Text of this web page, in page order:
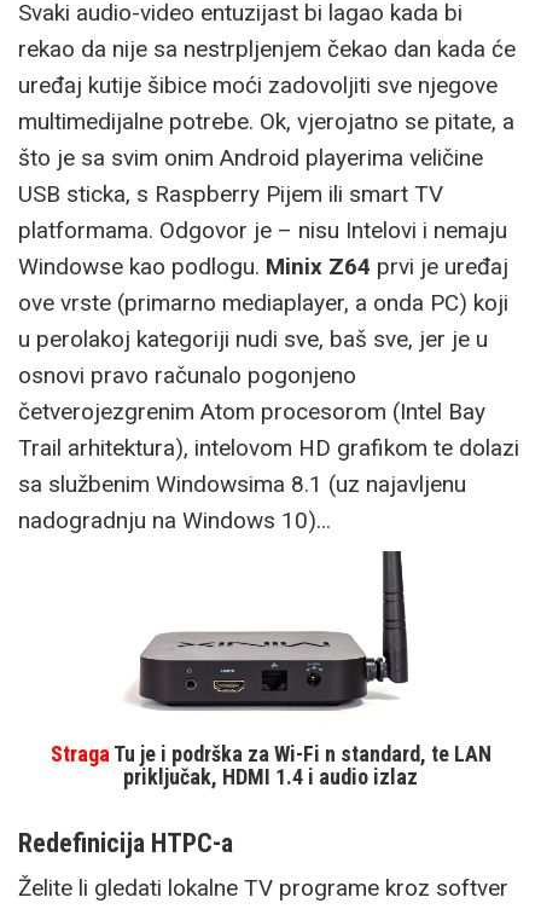
Svaki audio-video entuzijast bi lagao kada bi
rekao da nije sa nestrpljenjem čekao dan kada će
uređaj kutije šibice moći zadovoljiti sve njegove
multimedijalne potrebe. Ok, vjerojatno se pitate, a
što je sa svim onim Android playerima veličine
USB sticka, s Raspberry Pijem ili smart TV
platformama. Odgovor je – nisu Intelovi i nemaju
Windowse kao podlogu. Minix Z64 prvi je uređaj
ove vrste (primarno mediaplayer, a onda PC) koji
u perolakoj kategoriji nudi sve, baš sve, jer je u
osnovi pravo računalo pogonjeno
četverojezgrenim Atom procesorom (Intel Bay
Trail arhitektura), intelovom HD grafikom te dolazi
sa službenim Windowsima 8.1 (uz najavljenu
nadogradnju na Windows 10)…
Straga Tu je i podrška za Wi-Fi n standard, te LAN
priključak, HDMI 1.4 i audio izlaz
Redefinicija HTPC-a
Želite li gledati lokalne TV programe kroz softver